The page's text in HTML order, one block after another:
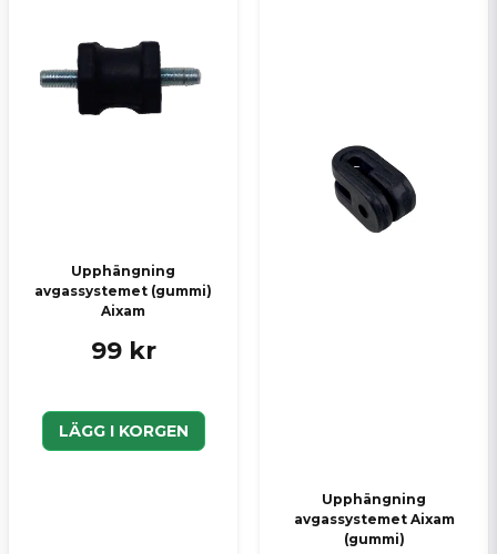
Upphängning
avgassystemet (gummi)
Aixam
99 kr
LÄGG I KORGEN
Upphängning
avgassystemet Aixam
(gummi)